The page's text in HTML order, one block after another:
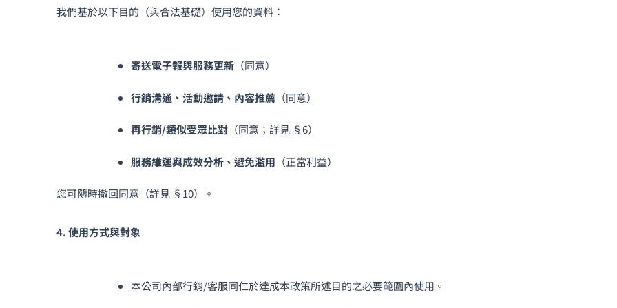
我們基於以下目的（與合法基礎）使用您的資料：
寄送電子報與服務更新（同意）
行銷溝通、活動邀請、內容推薦（同意）
再行銷/類似受眾比對（同意；詳見 §6）
服務維運與成效分析、避免濫用 （正當利益）
您可隨時撤回同意（詳見 §10）。
4. 使用方式與對象
本公司內部行銷/客服同仁於達成本政策所述目的之必要範圍內使用。